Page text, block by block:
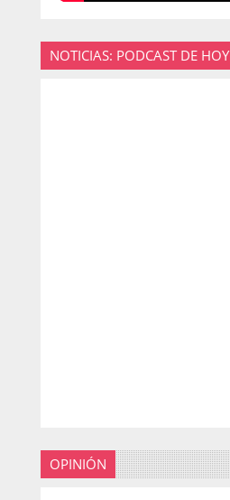
NOTICIAS: PODCAST DE HOY
OPINIÓN